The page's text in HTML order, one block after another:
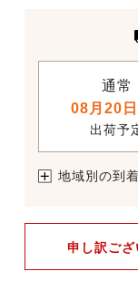
通常
08月20
出荷予
地域別の到
申し訳ござ